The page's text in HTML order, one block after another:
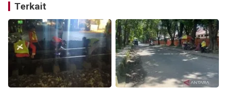
Terkait